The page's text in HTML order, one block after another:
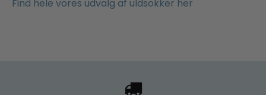
Find hele vores udvalg af uldsokker her